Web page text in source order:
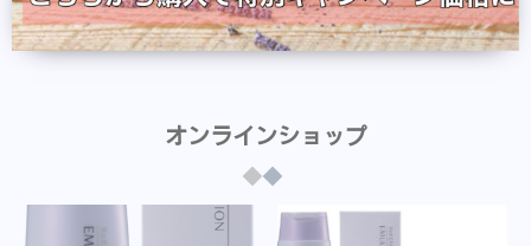
オンラインショップ